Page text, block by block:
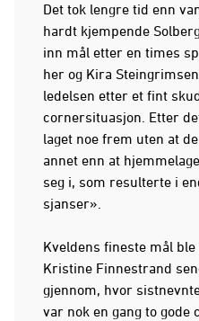
Det tok lengre tid enn
hardt kjempende
inn mål etter en times
her og Kira
ledelsen etter et fint
cornersituasjon. Etter
laget noe frem uten at
annet enn at
seg i, som resulterte i
sjanser».
Kveldens fineste mål
Kristine Finnestrand
gjennom, hvor
var nok en gang to gode